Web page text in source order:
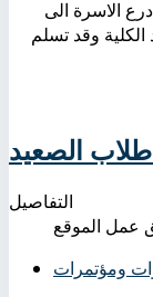
الاسرة الى
وقد تسلم
طلاب الصعيد
التفاصيل
عمل الموقع
ومؤتمرات